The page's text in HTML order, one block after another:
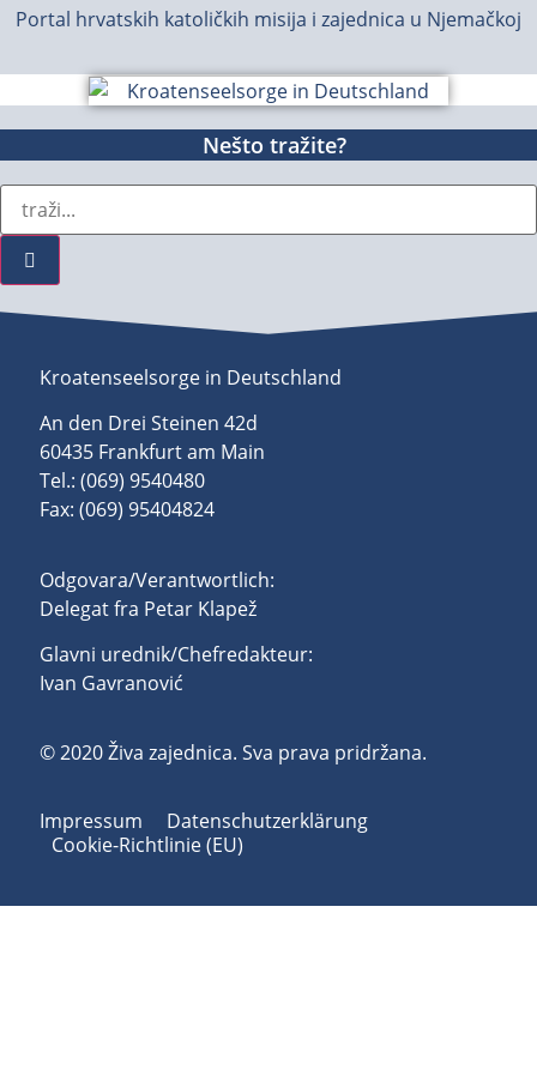
Portal hrvatskih katoličkih misija i zajednica u Njemačkoj
Nešto tražite?
Kroatenseelsorge in Deutschland
An den Drei Steinen 42d
60435 Frankfurt am Main
Tel.: (069) 9540480
Fax: (069) 95404824
Odgovara/Verantwortlich:
Delegat fra Petar Klapež
Glavni urednik/Chefredakteur:
Ivan Gavranović
© 2020 Živa zajednica. Sva prava pridržana.
Impressum
Datenschutzerklärung
Cookie-Richtlinie (EU)